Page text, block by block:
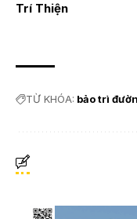
Trí Thiện
TỪ KHÓA: bảo trì